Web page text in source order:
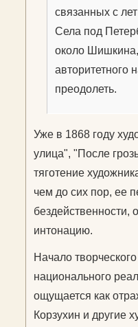
связанных с
Села под
около Шишкина,
авторитетного
преодолеть.
Уже в 1868 году
улица", "После
тяготение
чем до сих пор, ее
интонацию.
Начало
национального
ощущается как
Корзухин и другие